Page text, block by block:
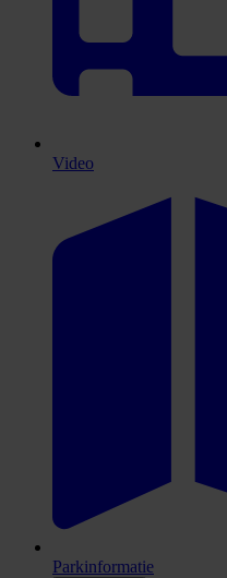
Video
Parkinformatie